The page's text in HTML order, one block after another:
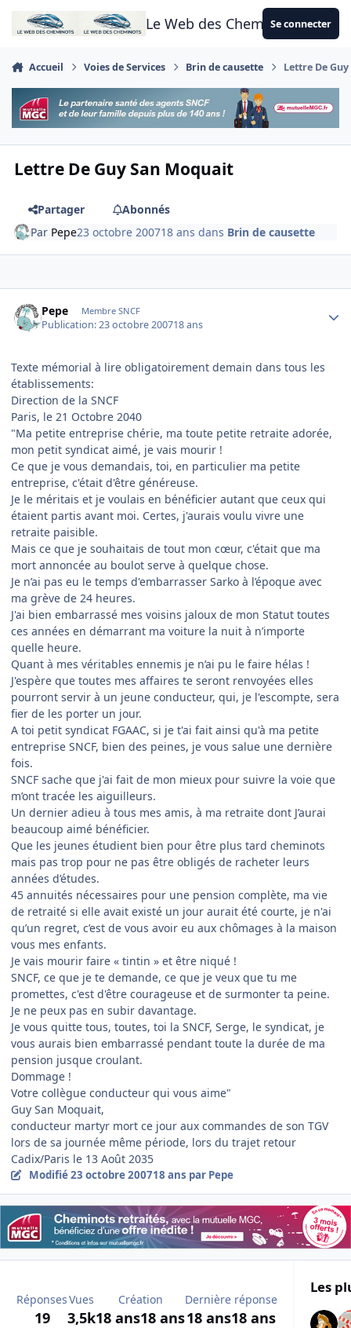
Aller au contenu
Le Web des CheminotsSe connecter
Accueil Voies de Services Brin de causette Lettre De
Lettre De Guy San Moquait
Partager
Abonnés
Par Pepe23 octobre 200718 ans dans Brin de causette
Pepe Membre SNCF
Publication:23 octobre 200718 ans
Texte mémorial à lire obligatoirement demain dans tous les
établissements:
Direction de la SNCF
Paris, le 21 Octobre 2040
"Ma petite entreprise chérie, ma toute petite retraite adorée,
mon petit syndicat aimé, je vais mourir !
Ce que je vous demandais, toi, en particulier ma petite
entreprise, c'était d'être généreuse.
Je le méritais et je voulais en bénéficier autant que ceux qui
étaient partis avant moi. Certes, j'aurais voulu vivre une
retraite paisible.
Mais ce que je souhaitais de tout mon cœur, c'était que ma
mort annoncée au boulot serve à quelque chose.
Je n’ai pas eu le temps d'embarrasser Sarko à l’époque avec
ma grève de 24 heures.
J'ai bien embarrassé mes voisins jaloux de mon Statut toutes
ces années en démarrant ma voiture la nuit à n’importe
quelle heure.
Quant à mes véritables ennemis je n’ai pu le faire hélas !
J'espère que toutes mes affaires te seront renvoyées elles
pourront servir à un jeune conducteur, qui, je l'escompte, sera
fier de les porter un jour.
A toi petit syndicat FGAAC, si je t'ai fait ainsi qu'à ma petite
entreprise SNCF, bien des peines, je vous salue une dernière
fois.
SNCF sache que j'ai fait de mon mieux pour suivre la voie que
m’ont tracée les aiguilleurs.
Un dernier adieu à tous mes amis, à ma retraite dont J’aurai
beaucoup aimé bénéficier.
Que les jeunes étudient bien pour être plus tard cheminots
mais pas trop pour ne pas être obligés de racheter leurs
années d’études.
45 annuités nécessaires pour une pension complète, ma vie
de retraité si elle avait existé un jour aurait été courte, je n'ai
qu’un regret, c’est de vous avoir eu aux chômages à la maison
vous mes enfants.
Je vais mourir faire « tintin » et être niqué !
SNCF, ce que je te demande, ce que je veux que tu me
promettes, c'est d'être courageuse et de surmonter ta peine.
Je ne peux pas en subir davantage.
Je vous quitte tous, toutes, toi la SNCF, Serge, le syndicat, je
vous aurais bien embarrassé pendant toute la durée de ma
pension jusque croulant.
Dommage !
Votre collègue conducteur qui vous aime"
Guy San Moquait,
conducteur martyr mort ce jour aux commandes de son TGV
lors de sa journée même période, lors du trajet retour
Cadix/Paris le 13 Août 2035
Modifié23 octobre 200718 ans par Pepe
Réponses
19
Vues
3,5k
Création
18 ans18 ans
Dernière réponse
18 ans18 ans
Les